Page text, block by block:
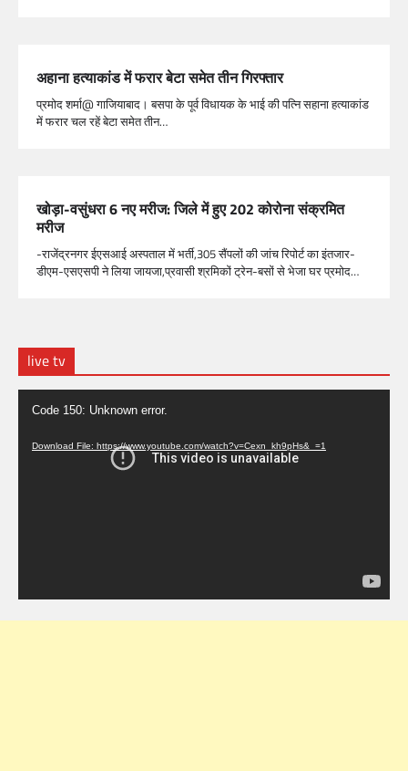
अहाना हत्याकांड में फरार बेटा समेत तीन गिरफ्तार
प्रमोद शर्मा@ गाजियाबाद। बसपा के पूर्व विधायक के भाई की पत्नि सहाना हत्याकांड
में फरार चल रहें बेटा समेत तीन…
खोड़ा-वसुंधरा 6 नए मरीज: जिले में हुए 202 कोरोना संक्रमित
मरीज
-राजेंद्रनगर ईएसआई अस्पताल में भर्ती,305 सैंपलों की जांच रिपोर्ट का इंतजार-
डीएम-एसएसपी ने लिया जायजा,प्रवासी श्रमिकों ट्रेन-बसों से भेजा घर प्रमोद…
live tv
Video
Player
Code 150: Unknown error.
Download File: https://www.youtube.com/watch?v=Cexn_kh9pHs&_=1